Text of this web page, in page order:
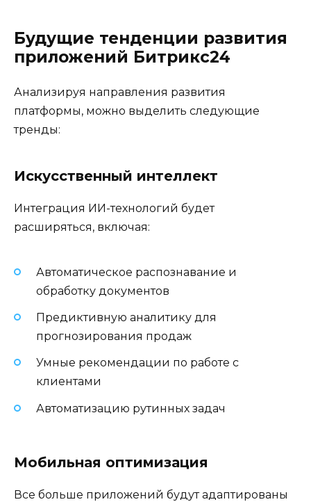
Будущие тенденции развития
приложений Битрикс24
Анализируя направления развития
платформы, можно выделить следующие
тренды:
Искусственный интеллект
Интеграция ИИ-технологий будет
расширяться, включая:
Автоматическое распознавание и
обработку документов
Предиктивную аналитику для
прогнозирования продаж
Умные рекомендации по работе с
клиентами
Автоматизацию рутинных задач
Мобильная оптимизация
Все больше приложений будут адаптированы